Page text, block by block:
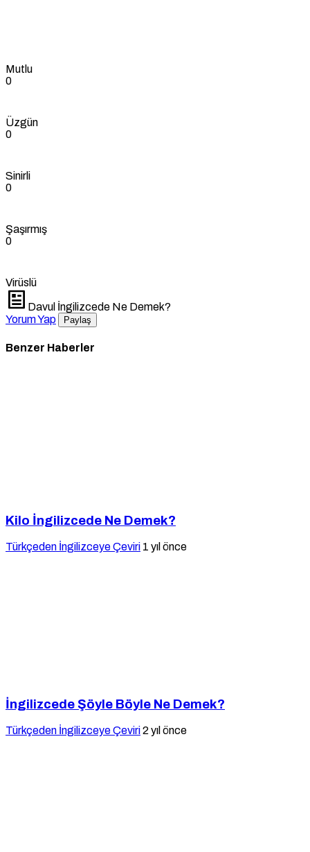
Mutlu
0
Üzgün
0
Sinirli
0
Şaşırmış
0
Virüslü
Davul İngilizcede Ne Demek?
Yorum Yap
Paylaş
Benzer Haberler
Kilo İngilizcede Ne Demek?
Türkçeden İngilizceye Çeviri 1 yıl önce
İngilizcede Şöyle Böyle Ne Demek?
Türkçeden İngilizceye Çeviri2 yıl önce